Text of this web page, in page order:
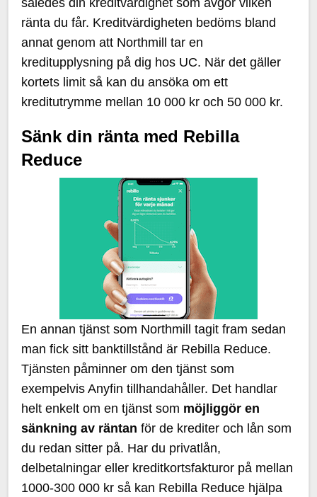
således din kreditvärdighet som avgör vilken
ränta du får. Kreditvärdigheten bedöms bland
annat genom att Northmill tar en
kreditupplysning på dig hos UC. När det gäller
kortets limit så kan du ansöka om ett
kreditutrymme mellan 10 000 kr och 50 000 kr.
Sänk din ränta med Rebilla
Reduce
En annan tjänst som Northmill tagit fram sedan
man fick sitt banktillstånd är Rebilla Reduce.
Tjänsten påminner om den tjänst som
exempelvis Anyfin tillhandahåller. Det handlar
helt enkelt om en tjänst som möjliggör en
sänkning av räntan för de krediter och lån som
du redan sitter på. Har du privatlån,
delbetalningar eller kreditkortsfakturor på mellan
1000-300 000 kr så kan Rebilla Reduce hjälpa